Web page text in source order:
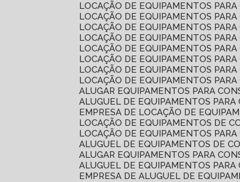
LOCAÇÃO DE EQUIPAMENTOS
LOCAÇÃO DE EQUIPAMENTOS
LOCAÇÃO DE EQUIPAMENTOS
LOCAÇÃO DE EQUIPAMENTOS
LOCAÇÃO DE EQUIPAMENTOS
LOCAÇÃO DE EQUIPAMENTOS
LOCAÇÃO DE EQUIPAMENTOS
LOCAÇÃO DE EQUIPAMENTOS
ALUGAR EQUIPAMENTOS PARA
ALUGUEL DE EQUIPAMENTOS
EMPRESA DE LOCAÇÃO DE
LOCAÇÃO DE EQUIPAMENTOS DE
LOCAÇÃO DE EQUIPAMENTOS
ALUGUEL DE EQUIPAMENTOS DE
ALUGAR EQUIPAMENTOS PARA
ALUGUEL DE EQUIPAMENTOS
EMPRESA DE ALUGUEL DE